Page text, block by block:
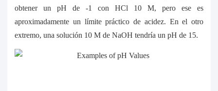
obtener un pH de -1 con HCl 10 M, pero ese es
aproximadamente un límite práctico de acidez. En el otro
extremo, una solución 10 M de NaOH tendría un pH de 15.